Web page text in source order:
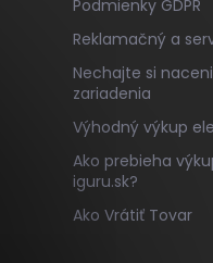
Podmienky GDPR
Reklamačný a
Nechajte si
zariadenia
Výhodný výkup
Ako prebieha
iguru.sk?
Ako Vrátiť Tovar